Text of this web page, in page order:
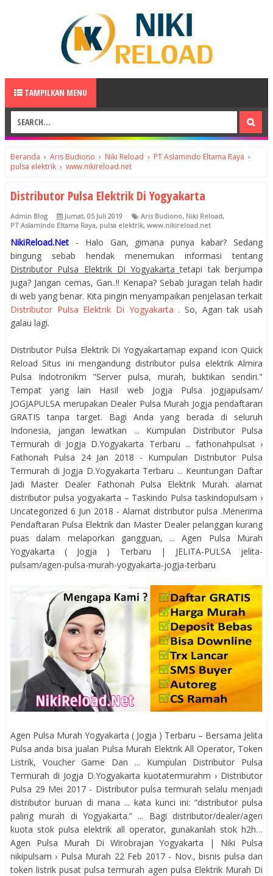
TAMPILKAN MENU
Beranda › Aris Budiono › Niki Reload › PT Aslamindo Eltama Raya ›
pulsa elektrik › www.nikireload.net
Distributor Pulsa Elektrik Di Yogyakarta
Admin Blog Jumat, 05 Juli 2019 Aris Budiono, Niki Reload,
PT Aslamindo Eltama Raya, pulsa elektrik, www.nikireload.net
NikiReload.Net - Halo Gan, gimana punya kabar? Sedang
bingung sebab hendak menemukan informasi tentang
Distributor Pulsa Elektrik Di Yogyakartatetapi tak berjumpa
juga? Jangan cemas, Gan..!! Kenapa? Sebab Juragan telah hadir
di web yang benar. Kita pingin menyampaikan penjelasan terkait
Distributor Pulsa Elektrik Di Yogyakarta . So, Agan tak usah
galau lagi.
Distributor Pulsa Elektrik Di Yogyakartamap expand icon Quick
Reload Situs ini mengandung distributor pulsa elektrik Almira
Pulsa Indotronikm "Server pulsa, murah, buktikan sendiri."
Tempat yang lain Hasil web Jogja Pulsa jogjapulsam/
JOGJAPULSA merupakan Dealer Pulsa Murah Jogja pendaftaran
GRATIS tanpa target. Bagi Anda yang berada di seluruh
Indonesia, jangan lewatkan ... Kumpulan Distributor Pulsa
Termurah di Jogja D.Yogyakarta Terbaru ... fathonahpulsat ›
Fathonah Pulsa 24 Jan 2018 - Kumpulan Distributor Pulsa
Termurah di Jogja D.Yogyakarta Terbaru ... Keuntungan Daftar
Jadi Master Dealer Fathonah Pulsa Elektrik Murah. alamat
distributor pulsa yogyakarta – Taskindo Pulsa taskindopulsam ›
Uncategorized 6 Jun 2018 - Alamat distributor pulsa .Menerima
Pendaftaran Pulsa Elektrik dan Master Dealer pelanggan kurang
puas dalam melaporkan gangguan, ... Agen Pulsa Murah
Yogyakarta ( Jogja ) Terbaru | JELITA-PULSA jelita-
pulsam/agen-pulsa-murah-yogyakarta-jogja-terbaru
Agen Pulsa Murah Yogyakarta ( Jogja ) Terbaru – Bersama Jelita
Pulsa anda bisa jualan Pulsa Murah Elektrik All Operator, Token
Listrik, Voucher Game Dan ... Kumpulan Distributor Pulsa
Termurah di Jogja D.Yogyakarta kuotatermurahm › Distributor
Pulsa 29 Mei 2017 - Distributor pulsa termurah selalu menjadi
distributor buruan di mana ... kata kunci ini: “distributor pulsa
paling murah di Yogyakarta.” ... Bagi distributor/dealer/agen
kuota stok pulsa elektrik all operator, gunakanlah stok h2h…
Agen Pulsa Murah Di Wirobrajan Yogyakarta | Niki Pulsa
nikipulsam › Pulsa Murah 22 Feb 2017 - Nov., bisnis pulsa dan
token listrik pusat pulsa termurah agen pulsa Elektrik Murah Di